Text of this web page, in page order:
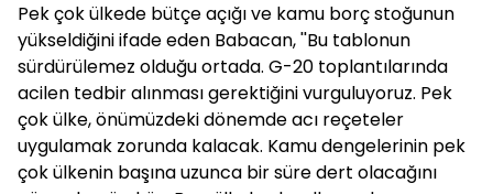
Pek çok ülkede bütçe açığı ve kamu borç stoğunun
yükseldiğini ifade eden Babacan, ''Bu tablonun
sürdürülemez olduğu ortada. G-20 toplantılarında
acilen tedbir alınması gerektiğini vurguluyoruz. Pek
çok ülke, önümüzdeki dönemde acı reçeteler
uygulamak zorunda kalacak. Kamu dengelerinin pek
çok ülkenin başına uzunca bir süre dert olacağını